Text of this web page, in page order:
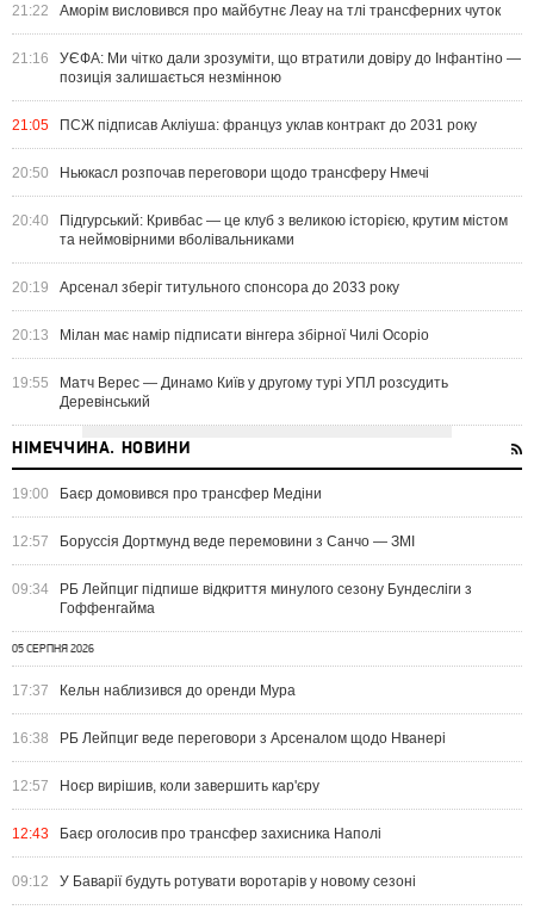
21:22 Аморім висловився про майбутнє Леау на тлі трансферних чуток
21:16
УЄФА: Ми чітко дали зрозуміти, що втратили довіру до Інфантіно —
позиція залишається незмінною
21:05 ПСЖ підписав Акліуша: француз уклав контракт до 2031 року
20:50 Ньюкасл розпочав переговори щодо трансферу Нмечі
20:40
Підгурський: Кривбас — це клуб з великою історією, крутим містом
та неймовірними вболівальниками
20:19 Арсенал зберіг титульного спонсора до 2033 року
20:13 Мілан має намір підписати вінгера збірної Чилі Осоріо
19:55
Матч Верес — Динамо Київ у другому турі УПЛ розсудить
Деревінський
НІМЕЧЧИНА. НОВИНИ
19:00 Баєр домовився про трансфер Медіни
12:57 Боруссія Дортмунд веде перемовини з Санчо — ЗМІ
09:34
РБ Лейпциг підпише відкриття минулого сезону Бундесліги з
Гоффенгайма
05 СЕРПНЯ 2026
17:37 Кельн наблизився до оренди Мура
16:38 РБ Лейпциг веде переговори з Арсеналом щодо Нванері
12:57 Ноєр вирішив, коли завершить кар'єру
12:43 Баєр оголосив про трансфер захисника Наполі
09:12 У Баварії будуть ротувати воротарів у новому сезоні